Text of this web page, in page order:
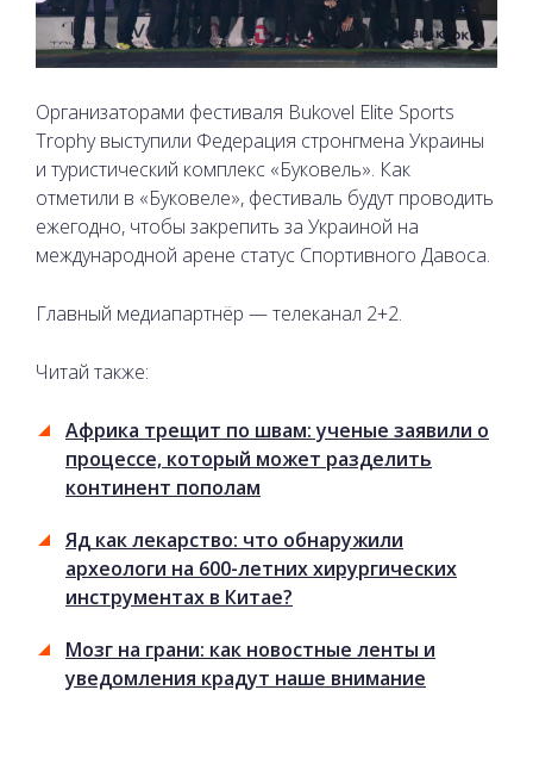
Организаторами фестиваля Bukovel Elite Sports
Trophy выступили Федерация стронгмена Украины
и туристический комплекс «Буковель». Как
отметили в «Буковеле», фестиваль будут проводить
ежегодно, чтобы закрепить за Украиной на
международной арене статус Спортивного Давоса.
Главный медиапартнёр — телеканал 2+2.
Читай также:
Африка трещит по швам: ученые заявили о
процессе, который может разделить
континент пополам
Яд как лекарство: что обнаружили
археологи на 600-летних хирургических
инструментах в Китае?
Мозг на грани: как новостные ленты и
уведомления крадут наше внимание